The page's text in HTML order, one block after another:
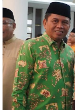
m
m
p
i
n
:
M
a
i
g
u